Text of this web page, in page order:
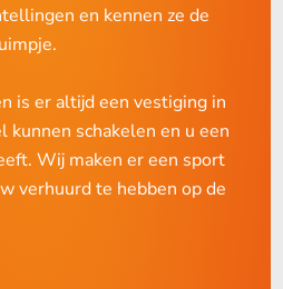
en kennen ze de
is er altijd een vestiging in
kunnen schakelen en u een
Wij maken er een sport
verhuurd te hebben op de